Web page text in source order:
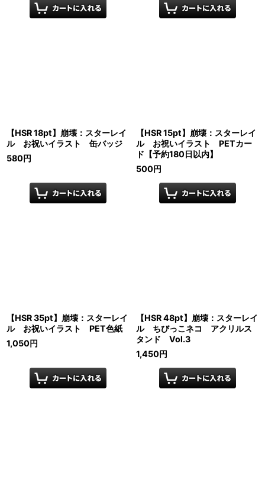
【HSR 18pt】崩壊：スターレイ
ル お祝いイラスト 缶バッジ
580円
【HSR 15pt】崩壊：スターレイ
ル お祝いイラスト PETカー
ド【予約180日以内】
500円
【HSR 35pt】崩壊：スターレイ
ル お祝いイラスト PET色紙
1,050円
【HSR 48pt】崩壊：スターレイ
ル ちびっこネコ アクリルス
タンド Vol.3
1,450円